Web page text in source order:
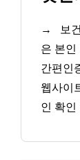
→
보
은 본인
간편인
웹사이
인 확인